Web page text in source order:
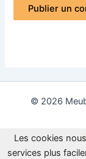
© 2026
Les cookies
services plus